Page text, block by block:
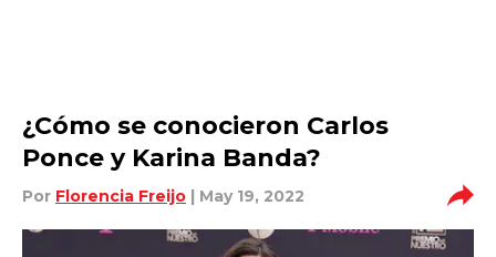
¿Cómo se conocieron Carlos
Ponce y Karina Banda?
Por Florencia Freijo | May 19, 2022